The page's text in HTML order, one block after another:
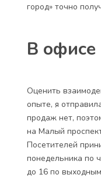
город» точно
В офисе
Оценить
опыте, я
продаж нет,
на Малый
Посетителей
понедельника по
до 16 по